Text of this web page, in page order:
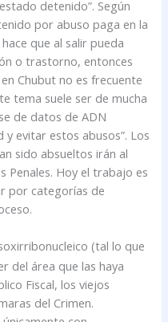
detenido”. Según
por abuso paga en la
que al salir pueda
o trastorno, entonces
Chubut no es frecuente
tema suele ser de mucha
de datos de ADN
evitar estos abusos”. Los
sido absueltos irán al
Penales. Hoy el trabajo es
por categorías de
(tal lo que
del área que las haya
Fiscal, los viejos
del Crimen.